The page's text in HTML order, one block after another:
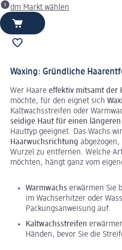
dm Markt wählen
Waxing: Gründliche
Wer Haare effektiv mitsamt der
möchte, für den eignet sich
Kaltwachsstreifen oder
seidige Haut für einen
Hauttyp geeignet. Das Wachs
Haarwuchsrichtung
Wurzel zu entfernen. Welche
möchten, hängt ganz vom
Warmwachs erwärmen Sie
im Wachserhitzer oder
Packungsanweisung auf.
Kaltwachsstreifen
Händen, bevor Sie die